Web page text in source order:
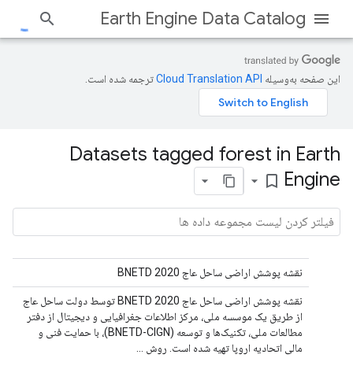
Earth Engine Data Catalog
این صفحه به‌وسیله ترجمه شده است.
Datasets tagged forest in Earth
Engine
bookmark_border
نقشه پوشش اراضی ساحل عاج BNETD 2020
نقشه پوشش اراضی ساحل عاج BNETD 2020 توسط دولت ساحل عاج
از طریق یک موسسه ملی، مرکز اطلاعات جغرافیایی و دیجیتال از دفتر
مطالعات ملی، تکنیک‌ها و توسعه (BNETD-CIGN)، با حمایت فنی و
مالی اتحادیه اروپا تهیه شده است. روش ...